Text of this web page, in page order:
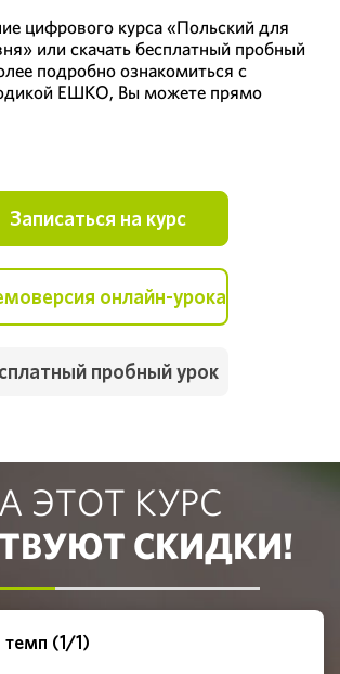
цифрового курса «Польский для
или скачать бесплатный пробный
подробно ознакомиться с
ЕШКО, Вы можете прямо
Записаться на курс
онлайн-урока
пробный урок
ЭТОТ КУРС
СКИДКИ!
(1/1)